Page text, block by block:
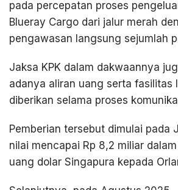
pada percepatan proses
Blueray Cargo dari jalur merah
pengawasan langsung sejumlah
Jaksa KPK dalam dakwaannya
adanya aliran uang serta fasilitas
diberikan selama proses
Pemberian tersebut dimulai pada
nilai mencapai Rp 8,2 miliar
uang dolar Singapura kepada